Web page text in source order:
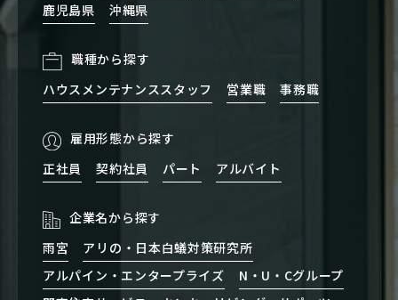
鹿児島県
沖縄県
職種から探す
ハウスメンテナンススタッフ
営業職 事務職
雇用形態から探す
正社員
契約社員 パート アルバイト
企業名から探す
雨宮
アリの・日本白蟻対策研究所
アルパイン・エンタープライズ
N・U・Cグループ